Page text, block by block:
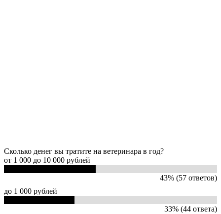
Сколько денег вы тратите на ветеринара в год?
от 1 000 до 10 000 рублей
43% (57 ответов)
до 1 000 рублей
33% (44 ответа)